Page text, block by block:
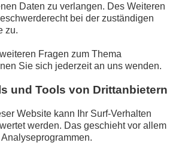
Daten zu verlangen. Des Weiteren
bei der zuständigen
zu.
Fragen zum Thema
Sie sich jederzeit an uns wenden.
und Tools von Dritt­anbietern
Website kann Ihr Surf-Verhalten
werden. Das geschieht vor allem